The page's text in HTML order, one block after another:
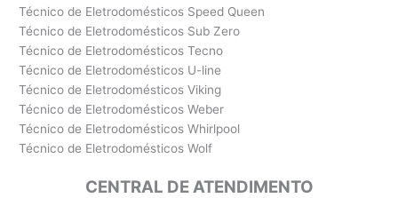
Técnico de Eletrodomésticos Speed Queen
Técnico de Eletrodomésticos Sub Zero
Técnico de Eletrodomésticos Tecno
Técnico de Eletrodomésticos U-line
Técnico de Eletrodomésticos Viking
Técnico de Eletrodomésticos Weber
Técnico de Eletrodomésticos Whirlpool
Técnico de Eletrodomésticos Wolf
CENTRAL DE ATENDIMENTO